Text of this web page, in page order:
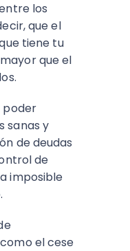
los
que el
tiene tu
que el
poder
sanas y
de deudas
de
imposible
el cese